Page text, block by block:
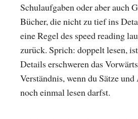
Schulaufgaben oder aber auch
Bücher, die nicht zu tief ins
eine Regel des speed reading
zurück. Sprich: doppelt lesen,
Details erschweren das
Verständnis, wenn du Sätze
noch einmal lesen darfst.